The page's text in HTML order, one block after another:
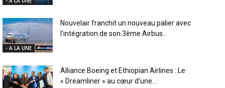
- A LA UNE
Nouvelair franchit un nouveau palier avec
l’intégration de son 3ème Airbus...
Alliance Boeing et Ethiopian Airlines : Le
« Dreamliner » au cœur d’une...